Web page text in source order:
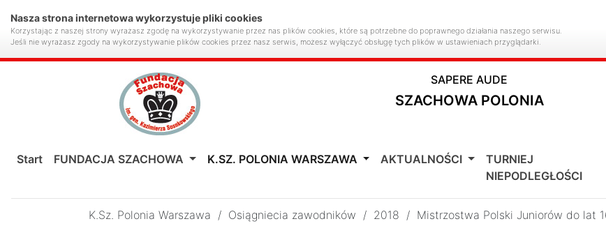
Nasza strona internetowa wykorzystuje pliki cookies
Korzystając z naszej strony wyrażasz zgodę na wykorzystywanie przez nas plików cookies, które są potrzebne do poprawnego działania naszego serwisu.
Jeśli nie wyrażasz zgody na wykorzystywanie plików cookies przez nasz serwis, możesz wyłączyć obsługę tych plików w ustawieniach przyglądarki.
SAPERE AUDE
SZACHOWA POLONIA
Start FUNDACJA SZACHOWA K.SZ. POLONIA WARSZAWA AKTUALNOŚCI
TURNIEJ
NIEPODLEGŁOŚCI
K.Sz. Polonia Warszawa / Osiągniecia zawodników / 2018 / Mistrzostwa Polski Juniorów do lat